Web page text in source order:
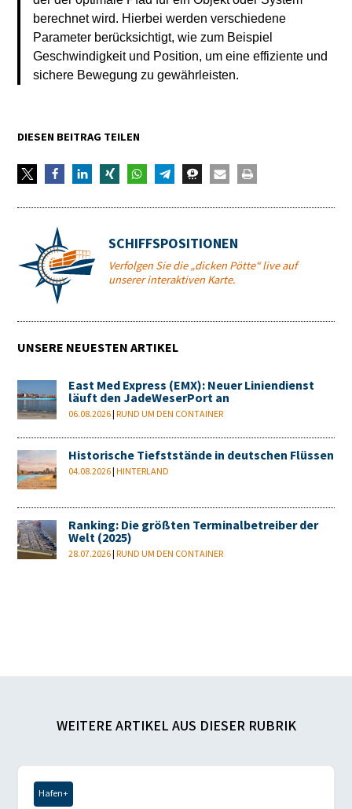
berechnet wird. Hierbei werden verschiedene
Parameter berücksichtigt, wie zum Beispiel
Geschwindigkeit und Position, um eine effiziente und
sichere Bewegung zu gewährleisten.
DIESEN BEITRAG TEILEN
SCHIFFSPOSITIONEN
Verfolgen Sie die „dicken Pötte“ live auf
unserer interaktiven Karte.
UNSERE NEUESTEN ARTIKEL
East Med Express (EMX): Neuer Liniendienst
läuft den JadeWeserPort an
06.08.2026 |RUND UM DEN CONTAINER
Historische Tiefststände in deutschen Flüssen
04.08.2026 |HINTERLAND
Ranking: Die größten Terminalbetreiber der
Welt (2025)
28.07.2026 |RUND UM DEN CONTAINER
WEITERE ARTIKEL AUS DIESER RUBRIK
Hafen+